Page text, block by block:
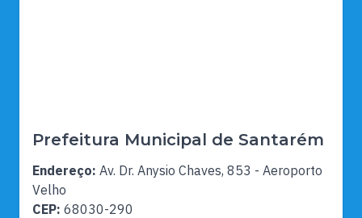
Prefeitura Municipal de Santarém
Endereço: Av. Dr. Anysio Chaves, 853 - Aeroporto
Velho
CEP: 68030-290